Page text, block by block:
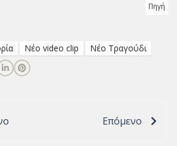
Πηγή
Νέο video clip Νέο Τραγούδι
Επόμενο